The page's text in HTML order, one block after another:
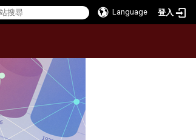
Language 登入